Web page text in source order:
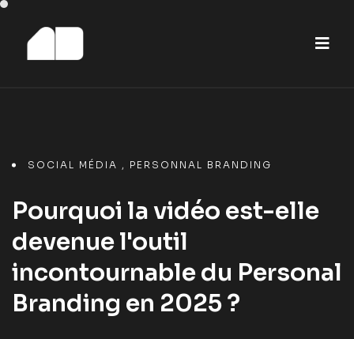
SOCIAL MÉDIA , PERSONNAL BRANDING
Pourquoi la vidéo est-elle
devenue l'outil
incontournable du Personal
Branding en 2025 ?